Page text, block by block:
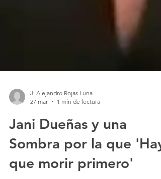
J. Alejandro Rojas Luna
27 mar
1 min de lectura
Jani Dueñas y una